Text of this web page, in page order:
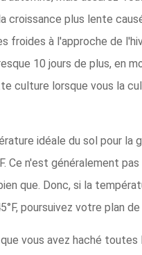
croissance plus lente
froides à l'approche de
10 jours de plus, en
culture lorsque vous la
idéale du sol pour la
Ce n'est généralement
que. Donc, si la
poursuivez votre plan
vous avez haché